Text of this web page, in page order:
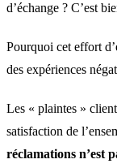
d’échange ? C’est
Pourquoi cet effort
des expériences
Les « plaintes »
satisfaction de
réclamations n’est